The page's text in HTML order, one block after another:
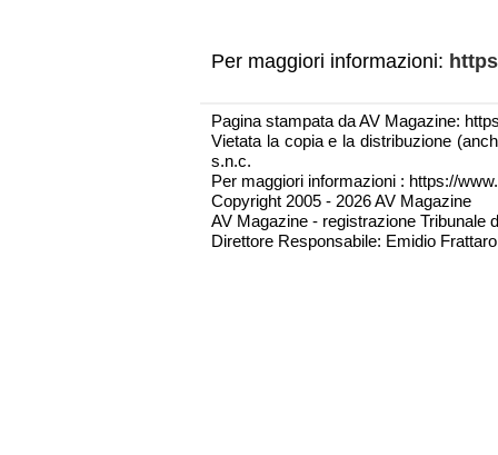
Per maggiori informazioni:
Pagina stampata da AV Magazine:
Vietata la copia e la distribuzione
s.n.c.
Per maggiori informazioni : https://
Copyright 2005 - 2026 AV Magazine
AV Magazine - registrazione Tribunale
Direttore Responsabile: Emidio